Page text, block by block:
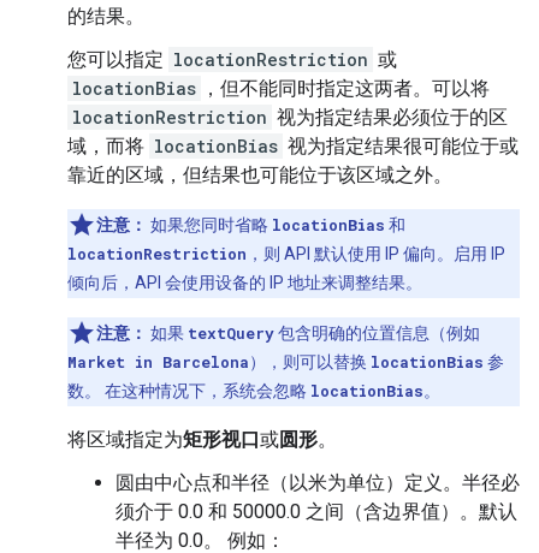
的结果。
您可以指定 locationRestriction 或
locationBias ，但不能同时指定这两者。可以将
locationRestriction 视为指定结果必须位于的区
域，而将 locationBias 视为指定结果很可能位于或
靠近的区域，但结果也可能位于该区域之外。
注意： 如果您同时省略 locationBias 和
locationRestriction ，则 API 默认使用 IP 偏向。启用 IP
倾向后，API 会使用设备的 IP 地址来调整结果。
注意： 如果 textQuery包含明确的位置信息（例如
Market in Barcelona），则可以替换 locationBias 参
数。 在这种情况下，系统会忽略 locationBias。
将区域指定为矩形视口或圆形。
圆由中心点和半径（以米为单位）定义。半径必
须介于 0.0 和 50000.0 之间（含边界值）。默认
半径为 0.0。 例如：